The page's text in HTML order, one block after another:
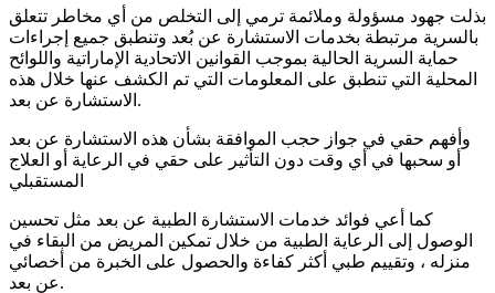
بذلت جهود مسؤولة وملائمة ترمي إلى التخلص من أي مخاطر تتعلق
بالسرية مرتبطة بخدمات الاستشارة عن بُعد وتنطبق جميع إجراءات
حماية السرية الحالية بموجب القوانين الاتحادية الإماراتية واللوائح
المحلية التي تنطبق على المعلومات التي تم الكشف عنها خلال هذه
الاستشارة عن بعد.
وأفهم حقي في جواز حجب الموافقة بشأن هذه الاستشارة عن بعد
أو سحبها في أي وقت دون التأثير على حقي في الرعاية أو العلاج
المستقبلي
كما أعي فوائد خدمات الاستشارة الطبية عن بعد مثل تحسين
الوصول إلى الرعاية الطبية من خلال تمكين المريض من البقاء في
منزله ، وتقييم طبي أكثر كفاءة والحصول على الخبرة من أخصائي
عن بعد.